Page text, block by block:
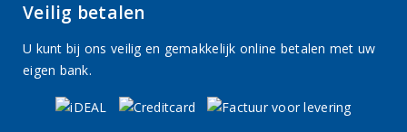
Veilig betalen
U kunt bij ons veilig en gemakkelijk online betalen met uw
eigen bank.